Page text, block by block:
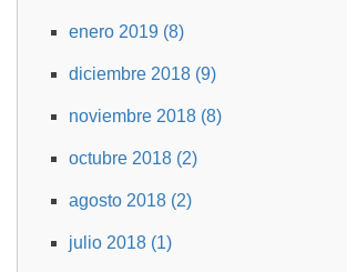
enero 2019 (8)
diciembre 2018 (9)
noviembre 2018 (8)
octubre 2018 (2)
agosto 2018 (2)
julio 2018 (1)